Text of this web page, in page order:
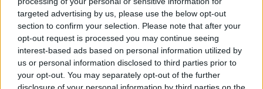
targeted advertising by us, please use the below opt-out
section to confirm your selection. Please note that after your
opt-out request is processed you may continue seeing
interest-based ads based on personal information utilized by
us or personal information disclosed to third parties prior to
your opt-out. You may separately opt-out of the further
BÚTOR BÚTOR